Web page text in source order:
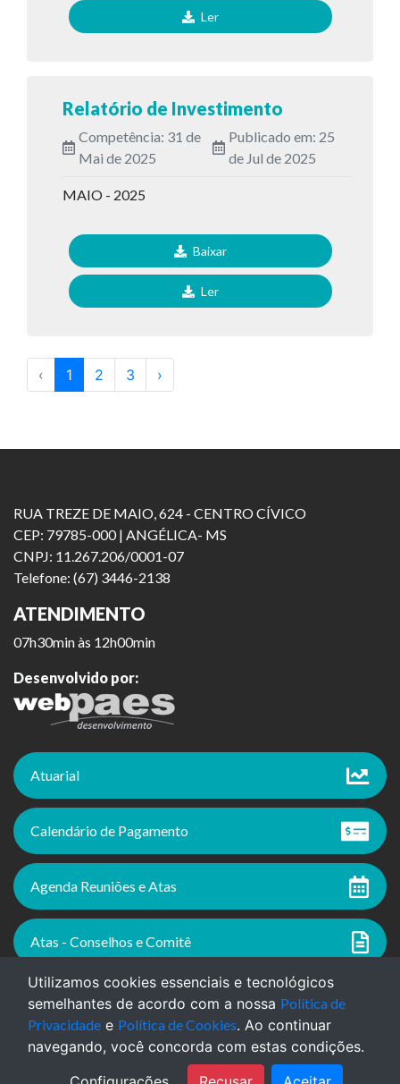
Ler
Relatório de Investimento
Competência: 31 de
Mai de 2025
Publicado em: 25
de Jul de 2025
MAIO - 2025
Baixar
Ler
‹ 1 2 3 ›
RUA TREZE DE MAIO, 624 - CENTRO CÍVICO
CEP: 79785-000 | ANGÉLICA- MS
CNPJ: 11.267.206/0001-07
Telefone: (67) 3446-2138
ATENDIMENTO
07h30min às 12h00min
Desenvolvido por:
Atuarial
Calendário de Pagamento
Agenda Reuniões e Atas
Atas - Conselhos e Comitê
Versão do Sistema: 8.4.5 - 27/02/2026 | Portal
Atualizado em: 10/08/2026
Utilizamos cookies essenciais e tecnológicos
semelhantes de acordo com a nossa Política de
Privacidade e Política de Cookies. Ao continuar
navegando, você concorda com estas condições.